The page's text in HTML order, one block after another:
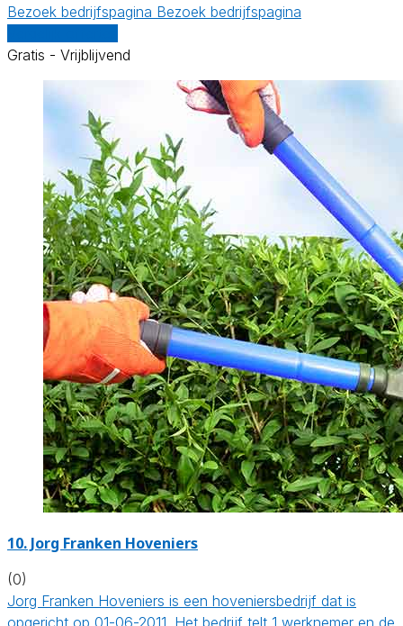
Bezoek bedrijfspagina Bezoek bedrijfspagina
Gratis - Vrijblijvend
10. Jorg Franken Hoveniers
(0)
Jorg Franken Hoveniers is een hoveniersbedrijf dat is
opgericht op 01-06-2011. Het bedrijf telt 1 werknemer en de